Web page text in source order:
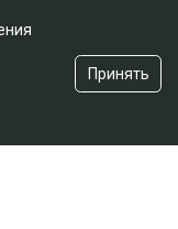
Принять